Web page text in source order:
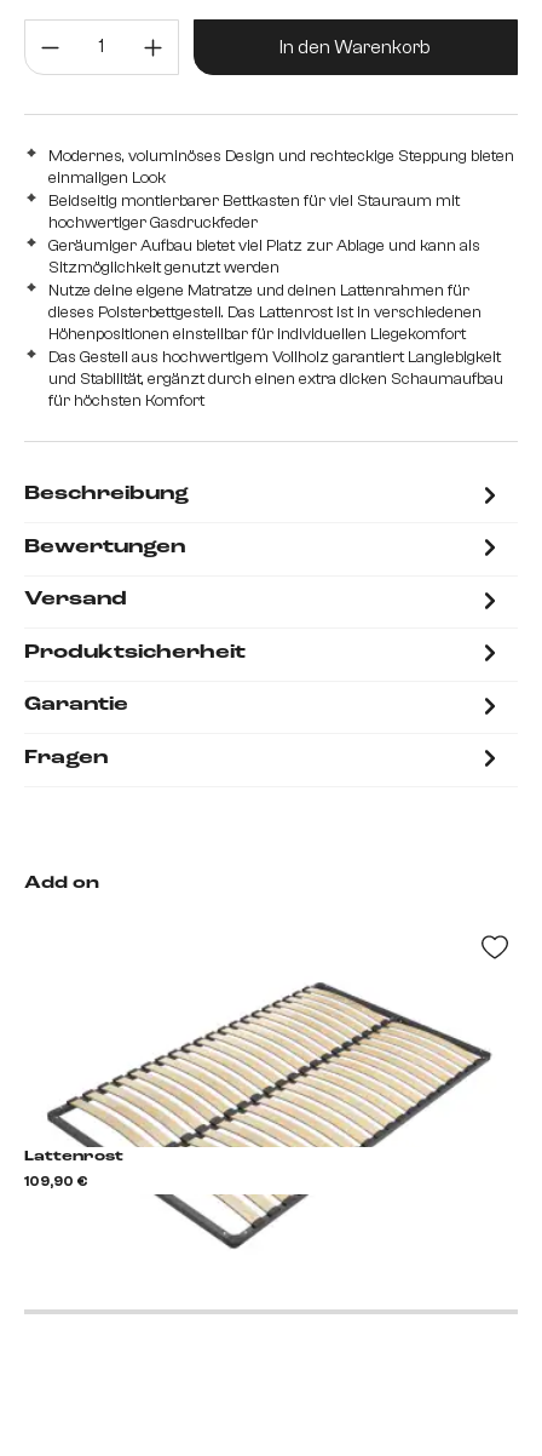
Webstoff Soft Produkt Anzahl: Gib den
In den Warenkorb
Modernes, voluminöses Design und rechteckige Steppung bieten
einmaligen Look
Beidseitig montierbarer Bettkasten für viel Stauraum mit
hochwertiger Gasdruckfeder
Geräumiger Aufbau bietet viel Platz zur Ablage und kann als
Sitzmöglichkeit genutzt werden
Nutze deine eigene Matratze und deinen Lattenrahmen für
dieses Polsterbettgestell. Das Lattenrost ist in verschiedenen
Höhenpositionen einstellbar für individuellen Liegekomfort
Das Gestell aus hochwertigem Vollholz garantiert Langlebigkeit
und Stabilität, ergänzt durch einen extra dicken Schaumaufbau
für höchsten Komfort
Beschreibung
Bewertungen
Versand
Produktsicherheit
Garantie
Fragen
Add on
Lattenrost
109,90 €
Lattenrost hinzufügen